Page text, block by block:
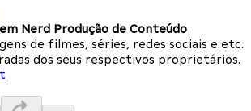
Nerd Produção de Conteúdo
de filmes, séries, redes sociais e etc.
dos seus respectivos proprietários.